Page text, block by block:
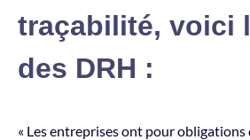
traçabilité, voici
des DRH :
« Les entreprises ont pour obligations